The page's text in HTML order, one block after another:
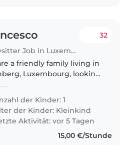
Babysitter Job in Luxemburg
32
a friendly family living in
Luxembourg, looking
for our 1-year-old son
of us will always be at home
remotely, so..
der Kinder: 1
der Kinder: Kleinkind
Aktivität: vor 5 Tagen
15,00 €/Stunde